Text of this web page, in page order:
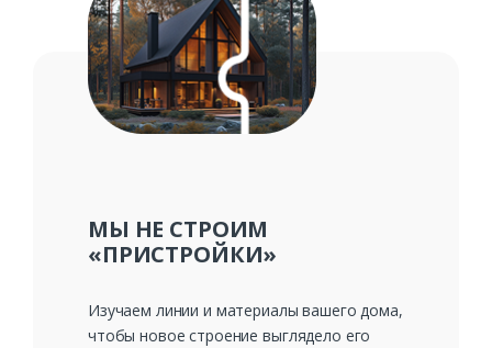
Ваш телефон*
МЫ НЕ СТРОИМ
«ПРИСТРОЙКИ»
Изучаем линии и материалы вашего дома,
чтобы новое строение выглядело его